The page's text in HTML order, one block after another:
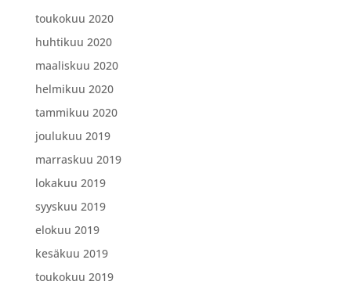
toukokuu 2020
huhtikuu 2020
maaliskuu 2020
helmikuu 2020
tammikuu 2020
joulukuu 2019
marraskuu 2019
lokakuu 2019
syyskuu 2019
elokuu 2019
kesäkuu 2019
toukokuu 2019